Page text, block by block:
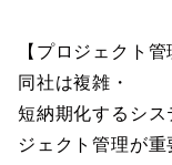
【プロジェクト管
同社は複雑・
短納期化するシス
ジェクト管理が重